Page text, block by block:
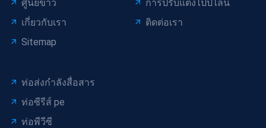
ศูนย์ข่าว
การปรับแต่งไปป์ไลน์
เกี่ยวกับเรา
ติดต่อเรา
Sitemap
ท่อส่งกำลังสื่อสาร
ท่อซีรีส์ pe
ท่อพีวีซี